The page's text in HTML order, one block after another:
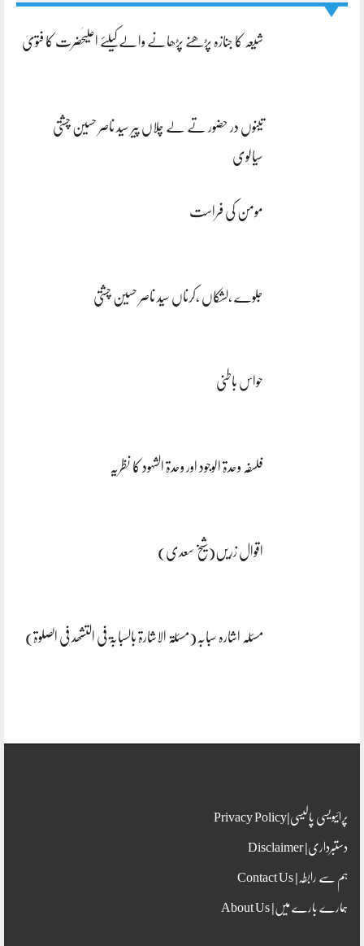
شیعہ کا جنازہ پڑھنے پڑھانے والےکیلئے اعلیٰحضرت کا فتویٰ
تینوں در حضور تے لے چلاں پیر سید ناصر حسین چشتی
سیالوی
مومن کی فراست
جلوے ،لشکاں ،کرناں سید ناصر حسین چشتی
حواس باطنی
فلسفہ وحدۃ الوجود اور وحدۃ الشہود کا نظریہ
اقوال زریں(شیخ سعدی)
مسئلہ اشارہ سبابہ(مسئلۃ الاشارۃ بالسبابۃ فی التشھد فی الصلوۃ)
پرائیویسی پالیسی|Privacy Policy
دستبرداری| Disclaimer
ہم سے رابطہ| Contact Us
ہمارے بارے میں| About Us